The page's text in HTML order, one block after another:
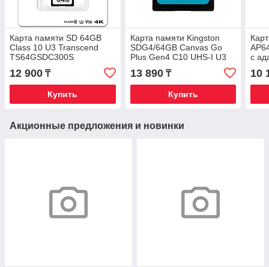
Карта памяти SD 64GB
Class 10 U3 Transcend
TS64GSDC300S
12 900 ₸
Купить
Карта памяти Kingston
SDG4/64GB Canvas Go
Plus Gen4 C10 UHS-I U3
V30 64GB
13 890₸
Купить
с
10
Акционные предложения и новинки